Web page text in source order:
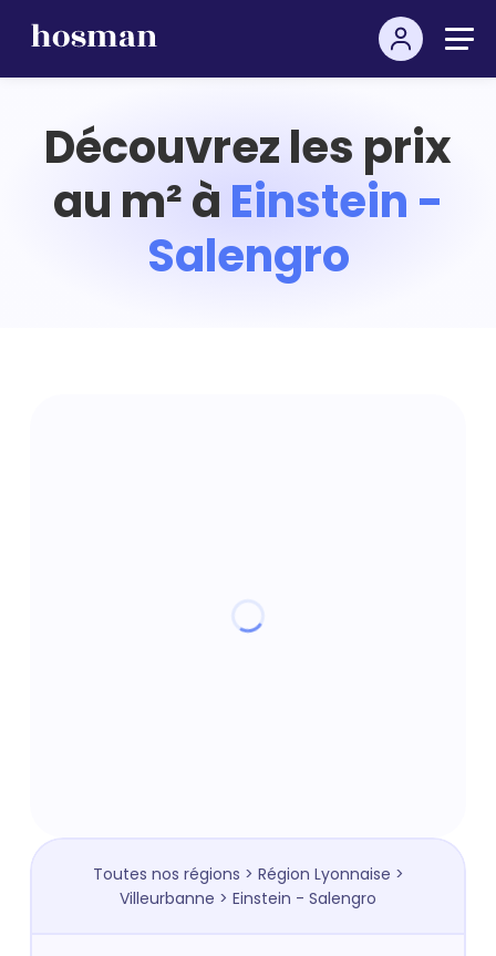
Découvrez les prix
au m² à Einstein -
Salengro
Toutes nos régions > Région Lyonnaise >
Villeurbanne > Einstein - Salengro